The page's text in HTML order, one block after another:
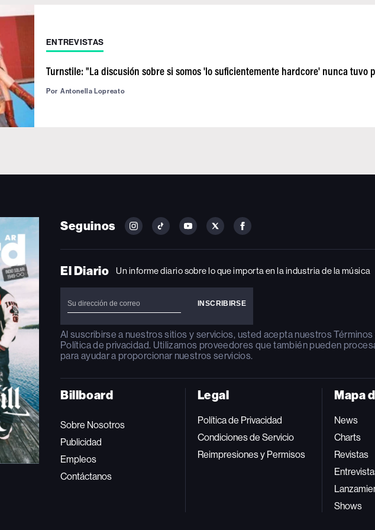
ENTREVISTAS
Turnstile: "La discusión sobre si somos 'lo suficientemente hardcore' nunca tuvo
Por Antonella Lopreato
Seguinos
FOLLOW
ON
FOLLOW
ON
FOLLOW
ON
FOLLOW
ON
FOLLOW
ON
El Diario Un informe diario sobre lo que importa en la industria de la música
Al suscribirse a nuestros sitios y servicios, usted acepta nuestros
Política de privacidad. Utilizamos proveedores que también pueden
para ayudar a proporcionar nuestros servicios.
Billboard
Sobre Nosotros
Publicidad
Empleos
Contáctanos
Legal
Política de Privacidad
Condiciones de Servicio
Reimpresiones y Permisos
Mapa
News
Charts
Revistas
Shows